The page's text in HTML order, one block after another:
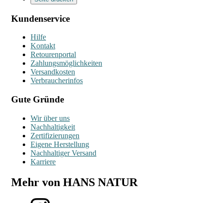
Kundenservice
Hilfe
Kontakt
Retourenportal
Zahlungsmöglichkeiten
Versandkosten
Verbraucherinfos
Gute Gründe
Wir über uns
Nachhaltigkeit
Zertifizierungen
Eigene Herstellung
Nachhaltiger Versand
Karriere
Mehr von HANS NATUR